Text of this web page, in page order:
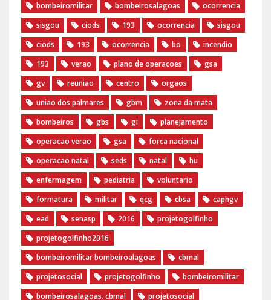
bombeiromilitar
bombeirosalagoas
ocorrencia
sisgou
ciods 193 ocorrencia
sisgou
ciods
193 ocorrencia bo
incendio
193
verao plano de operacoes
gsa
gv
reuniao centro
orgaos
uniao dos palmares
gbm
zona da mata
bombeiros
gbs gi
planejamento
operacao verao
gsa
forca nacional
operacao natal
seds natal
hu
enfermagem
pediatria
voluntario
formatura
militar qcg cbsa
caphgv
ead
senasp 2016
projetogolfinho
projetogolfinho2016
bombeiromilitar bombeiroalagoas
cbmal
projetosocial
projetogolfinho
bombeiromilitar
bombeirosalagoas. cbmal
projetosocial